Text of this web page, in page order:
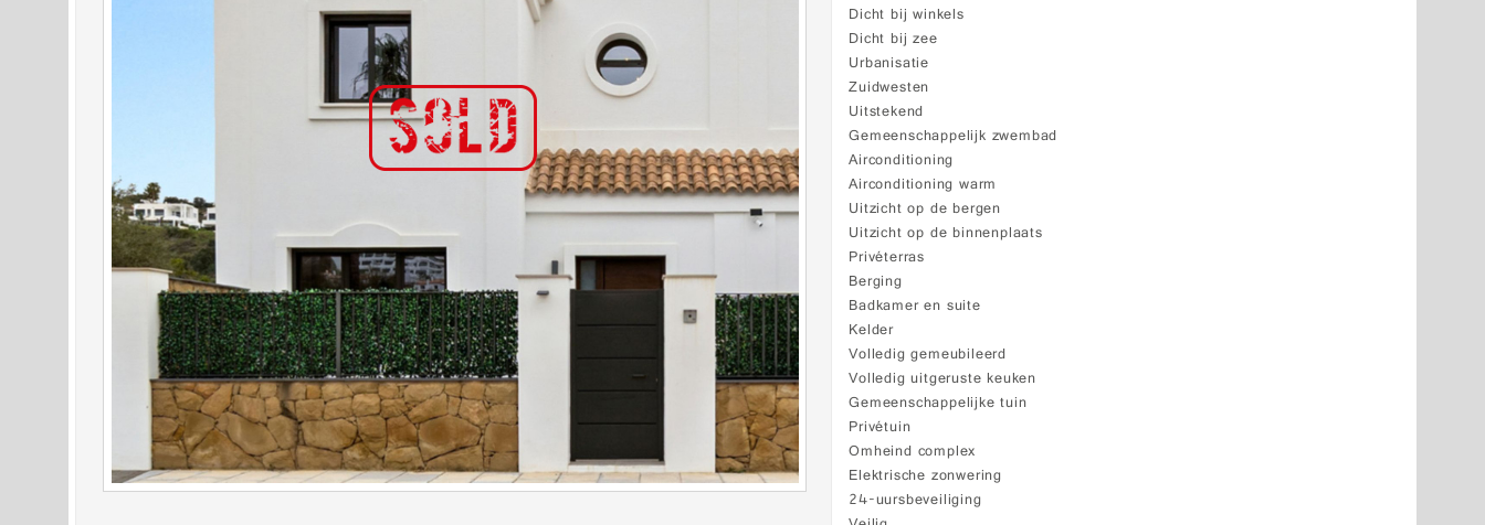
Dicht bij winkels
Dicht bij zee
Urbanisatie
Zuidwesten
Uitstekend
Gemeenschappelijk zwembad
Airconditioning
Airconditioning warm
Uitzicht op de bergen
Uitzicht op de binnenplaats
Privéterras
Berging
Badkamer en suite
Kelder
Volledig gemeubileerd
Volledig uitgeruste keuken
Gemeenschappelijke tuin
Privétuin
Omheind complex
Elektrische zonwering
24-uursbeveiliging